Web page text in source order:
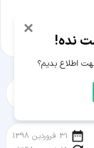
31 فروردین 1398
×
نده!
اطلاع بدیم؟